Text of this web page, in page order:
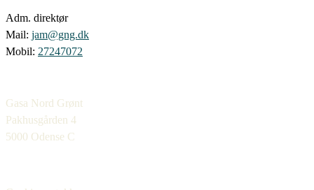
Adm. direktør
Mail: jam@gng.dk
Mobil: 27247072
Gasa Nord Grønt
Pakhusgården 4
5000 Odense C